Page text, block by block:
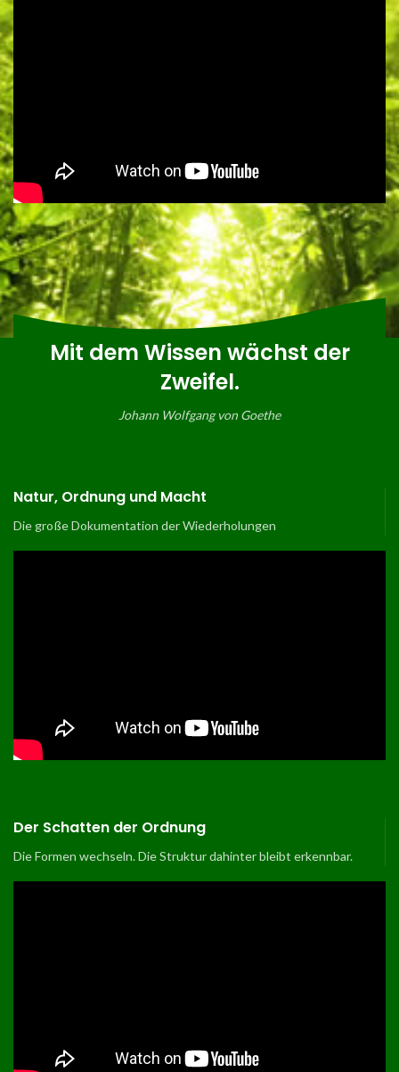
Mit dem Wissen wächst der
Zweifel.
Johann Wolfgang von Goethe
Natur, Ordnung und Macht
Die große Dokumentation der Wiederholungen
Der Schatten der Ordnung
Die Formen wechseln. Die Struktur dahinter bleibt erkennbar.